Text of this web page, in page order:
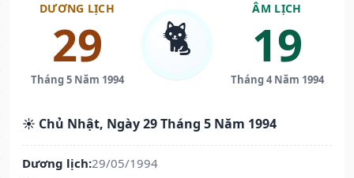
DƯƠNG LỊCH
29
Tháng 5 Năm 1994
🐈
ÂM LỊCH
19
Tháng 4 Năm 1994
☀️ Chủ Nhật, Ngày 29 Tháng 5 Năm 1994
Dương lịch:29/05/1994